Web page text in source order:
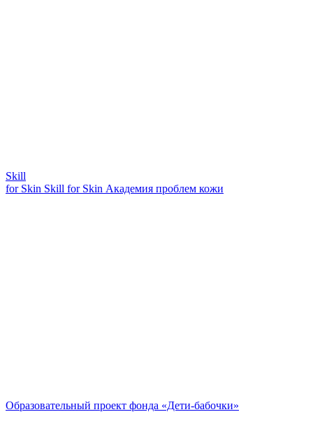
Skill
for Skin Skill for Skin Академия проблем кожи
Образовательный проект фонда «Дети-бабочки»